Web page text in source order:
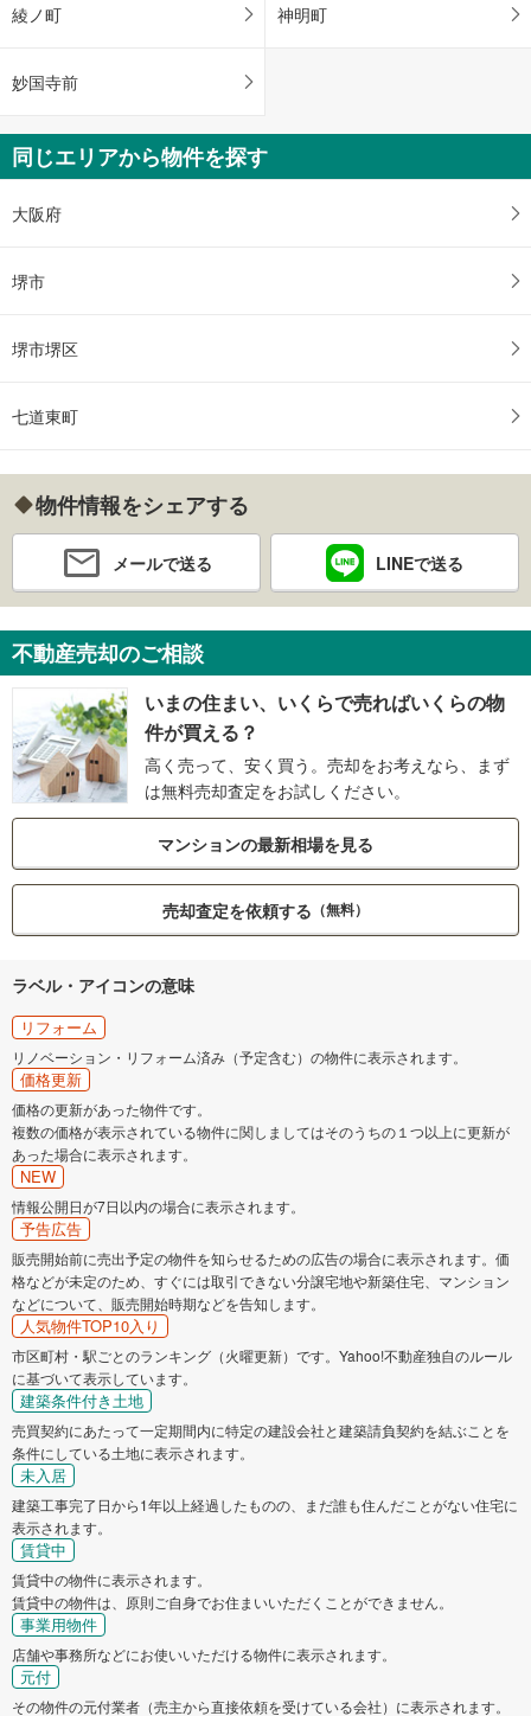
綾ノ町 神明町
妙国寺前
同じエリアから物件を探す
大阪府
堺市
堺市堺区
七道東町
物件情報をシェアする
メールで送る LINEで送る
不動産売却のご相談
いまの住まい、いくらで売ればいくらの物
件が買える？
高く売って、安く買う。売却をお考えなら、まず
は無料売却査定をお試しください。
マンションの最新相場を見る
売却査定を依頼する （無料）
ラベル・アイコンの意味
リフォーム
リノベーション・リフォーム済み（予定含む）の物件に表示されます。
価格更新
価格の更新があった物件です。
複数の価格が表示されている物件に関しましてはそのうちの１つ以上に更新が
あった場合に表示されます。
NEW
情報公開日が7日以内の場合に表示されます。
予告広告
販売開始前に売出予定の物件を知らせるための広告の場合に表示されます。価
格などが未定のため、すぐには取引できない分譲宅地や新築住宅、マンション
などについて、販売開始時期などを告知します。
人気物件TOP10入り
市区町村・駅ごとのランキング（火曜更新）です。Yahoo!不動産独自のルール
に基づいて表示しています。
建築条件付き土地
売買契約にあたって一定期間内に特定の建設会社と建築請負契約を結ぶことを
条件にしている土地に表示されます。
未入居
建築工事完了日から1年以上経過したものの、まだ誰も住んだことがない住宅に
表示されます。
賃貸中
賃貸中の物件に表示されます。
賃貸中の物件は、原則ご自身でお住まいいただくことができません。
事業用物件
店舗や事務所などにお使いいただける物件に表示されます。
元付
その物件の元付業者（売主から直接依頼を受けている会社）に表示されます。